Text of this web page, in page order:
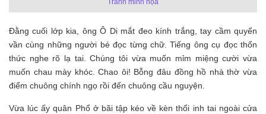
Tranh minh họa
Đằng cuối lớp kia, ông Ô Di mắt đeo kính trắng, tay cầm quyển
vần cùng những người bé đọc từng chữ. Tiếng ông cụ đọc thổn
thức nghe rõ lạ tai. Chúng tôi vừa muốn mỉm miệng cười vừa
muốn chau mày khóc. Chao ôi! Bỗng đâu đồng hồ nhà thờ vừa
điểm chuông chính ngọ rồi đến chuông cầu nguyện.
Vừa lúc ấy quân Phổ ở bãi tập kéo về kèn thổi inh tai ngoài cửa